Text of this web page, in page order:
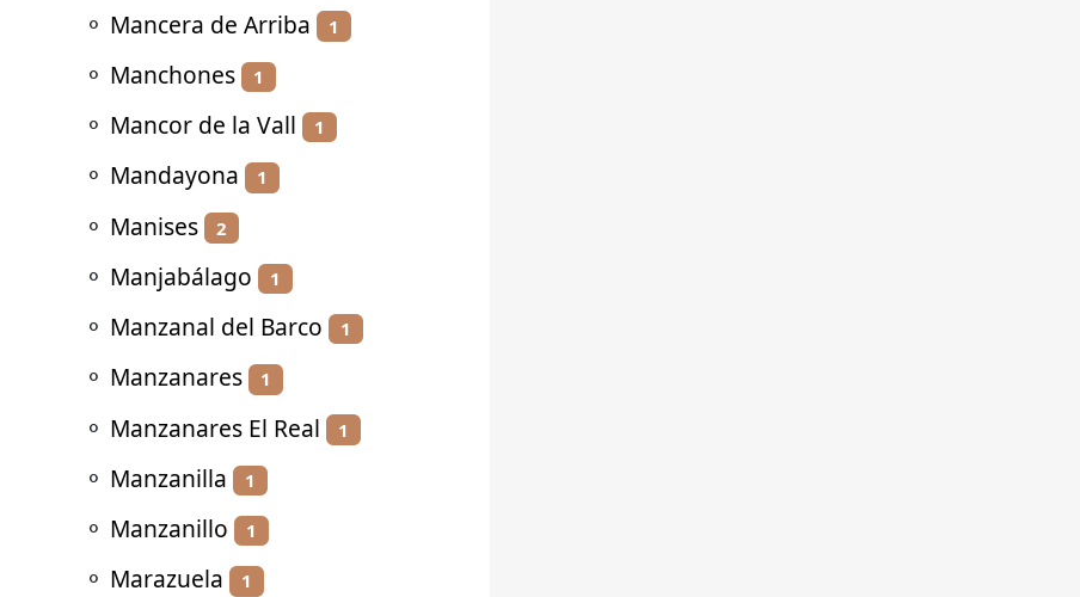
⚬ Mancera de Arriba 1
⚬ Manchones 1
⚬ Mancor de la Vall 1
⚬ Mandayona 1
⚬ Manises 2
⚬ Manjabálago 1
⚬ Manzanal del Barco 1
⚬ Manzanares 1
⚬ Manzanares El Real 1
⚬ Manzanilla 1
⚬ Manzanillo 1
⚬ Marazuela 1